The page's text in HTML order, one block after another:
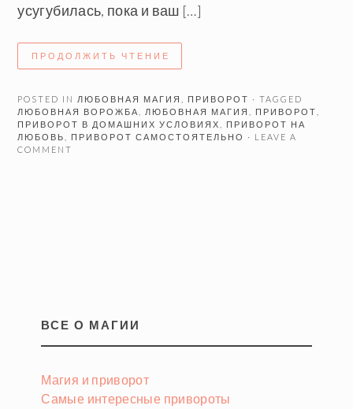
усугубилась, пока и ваш […]
ПРОДОЛЖИТЬ ЧТЕНИЕ
POSTED IN ЛЮБОВНАЯ МАГИЯ ПРИВОРОТ · TAGGED
ЛЮБОВНАЯ ВОРОЖБА
ЛЮБОВНАЯ МАГИЯ ПРИВОРОТ
ПРИВОРОТ В ДОМАШНИХ УСЛОВИЯХ
ПРИВОРОТ НА
ЛЮБОВЬ
ПРИВОРОТ САМОСТОЯТЕЛЬНО
· LEAVE A
COMMENT
ВСЕ О МАГИИ
Магия и приворот
Самые интересные привороты